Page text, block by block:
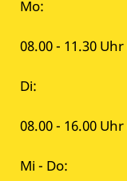
Mo:
08.00 - 11.30
Di:
08.00 - 16.00
Mi - Do: